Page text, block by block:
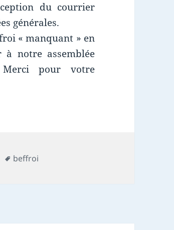
du courrier
générales.
« manquant » en
notre assemblée
pour votre
Mots-
beffroi